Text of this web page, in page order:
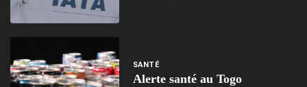
SANTÉ
Alerte santé au Togo